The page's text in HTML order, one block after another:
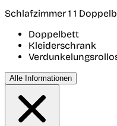
Schlafzimmer 1 1
Doppelbett
Kleiderschrank
Alle Informationen